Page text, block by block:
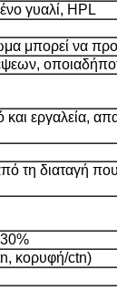
γυαλί, HPL
μπορεί να
εργαλεία,
τη διαταγή που
κορυφή/ctn)